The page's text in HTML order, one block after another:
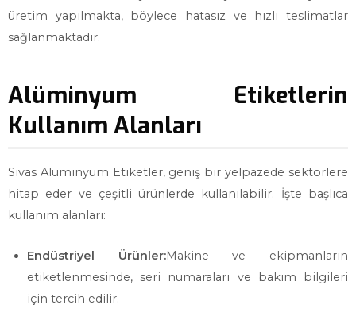
üretim yapılmakta, böylece hatasız ve hızlı teslimatlar
sağlanmaktadır.
Alüminyum Etiketlerin
Kullanım Alanları
Sivas Alüminyum Etiketler, geniş bir yelpazede sektörlere
hitap eder ve çeşitli ürünlerde kullanılabilir. İşte başlıca
kullanım alanları:
Endüstriyel Ürünler:Makine ve ekipmanların
etiketlenmesinde, seri numaraları ve bakım bilgileri
için tercih edilir.